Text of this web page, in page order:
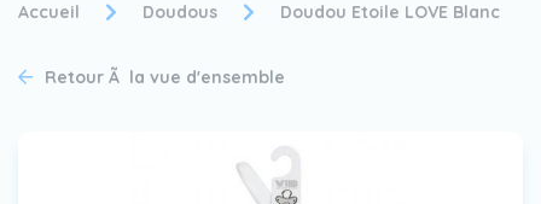
Sur le VIB®
Accueil Doudous Doudou Etoile LOVE Blanc
Retour Ã la vue d'ensemble